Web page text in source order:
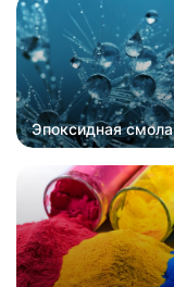
Эпоксидная смола